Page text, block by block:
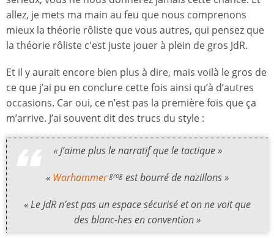
allez, je mets ma main au feu que nous comprenons
mieux la théorie rôliste que vous autres, qui pensez que
la théorie rôliste c'est juste jouer à plein de gros JdR.
Et il y aurait encore bien plus à dire, mais voilà le gros de
ce que j’ai pu en conclure cette fois ainsi qu’à d’autres
occasions. Car oui, ce n’est pas la première fois que ça
m’arrive. J’ai souvent dit des trucs du style :
« J’aime plus le narratif que le tactique »
« Warhammer grog est bourré de nazillons »
« Le JdR n’est pas un espace sécurisé et on ne voit que
des blanc-hes en convention »